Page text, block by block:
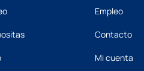
Empleo
Contacto
Mi cuenta